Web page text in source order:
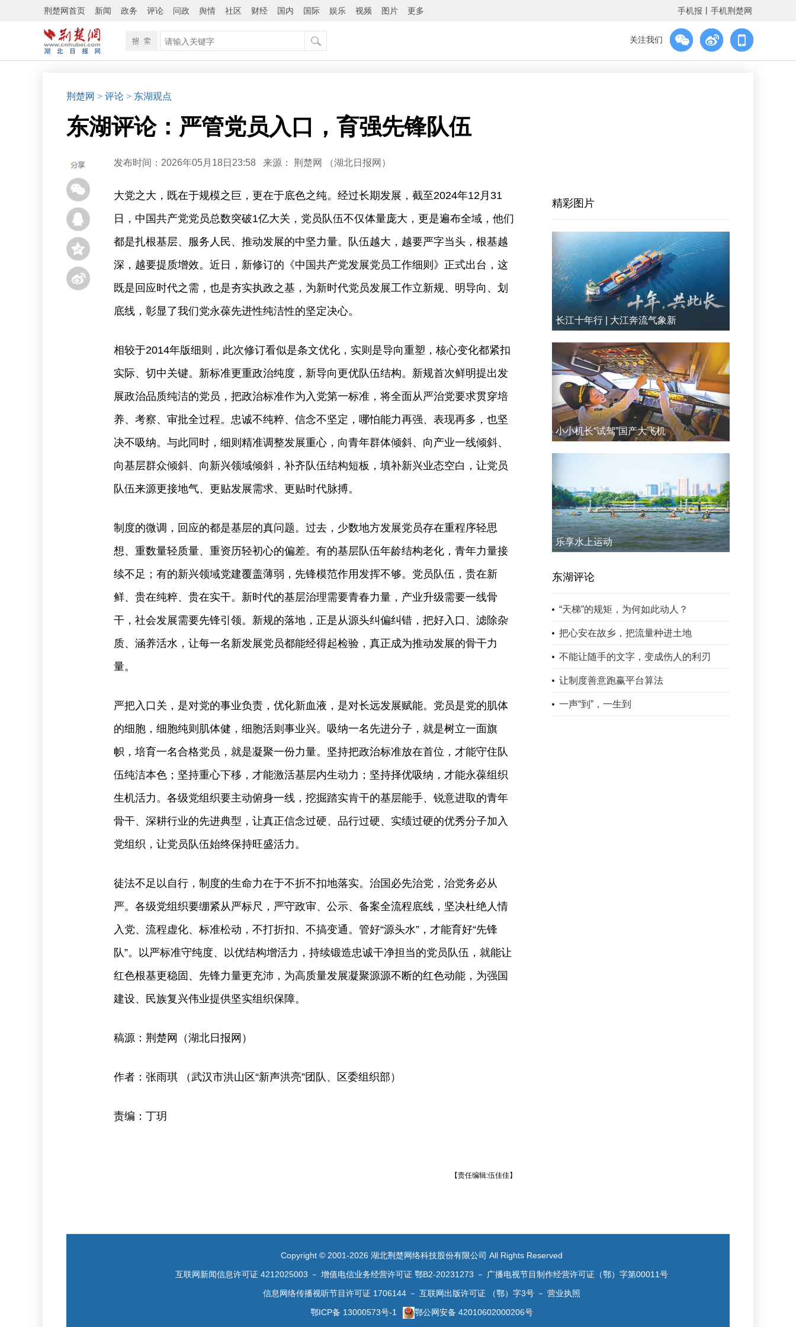
荆楚网首页 新闻 政务 评论 问政 舆情 社区 财经 国内 国际 娱乐 视频 图片 更多 手机报 手机荆楚网
关注我们
荆楚网 > 评论 > 东湖观点
东湖评论：严管党员入口，育强先锋队伍
发布时间：2026年05月18日23:58 来源： 荆楚网 ​（湖北日报网）
大党之大，既在于规模之巨，更在于底色之纯。经过长期发展，截至2024年12月31
日，中国共产党党员总数突破1亿大关，党员队伍不仅体量庞大，更是遍布全域，他们
都是扎根基层、服务人民、推动发展的中坚力量。队伍越大，越要严字当头，根基越
深，越要提质增效。近日，新修订的《中国共产党发展党员工作细则》正式出台，这
既是回应时代之需，也是夯实执政之基，为新时代党员发展工作立新规、明导向、划
底线，彰显了我们党永葆先进性纯洁性的坚定决心。
相较于2014年版细则，此次修订看似是条文优化，实则是导向重塑，核心变化都紧扣
实际、切中关键。新标准更重政治纯度，新导向更优队伍结构。新规首次鲜明提出发
展政治品质纯洁的党员，把政治标准作为入党第一标准，将全面从严治党要求贯穿培
养、考察、审批全过程。忠诚不纯粹、信念不坚定，哪怕能力再强、表现再多，也坚
决不吸纳。与此同时，细则精准调整发展重心，向青年群体倾斜、向产业一线倾斜、
向基层群众倾斜、向新兴领域倾斜，补齐队伍结构短板，填补新兴业态空白，让党员
队伍来源更接地气、更贴发展需求、更贴时代脉搏。
制度的微调，回应的都是基层的真问题。过去，少数地方发展党员存在重程序轻思
想、重数量轻质量、重资历轻初心的偏差。有的基层队伍年龄结构老化，青年力量接
续不足；有的新兴领域党建覆盖薄弱，先锋模范作用发挥不够。党员队伍，贵在新
鲜、贵在纯粹、贵在实干。新时代的基层治理需要青春力量，产业升级需要一线骨
干，社会发展需要先锋引领。新规的落地，正是从源头纠偏纠错，把好入口、滤除杂
质、涵养活水，让每一名新发展党员都能经得起检验，真正成为推动发展的骨干力
量。
严把入口关，是对党的事业负责，优化新血液，是对长远发展赋能。党员是党的肌体
的细胞，细胞纯则肌体健，细胞活则事业兴。吸纳一名先进分子，就是树立一面旗
帜，培育一名合格党员，就是凝聚一份力量。坚持把政治标准放在首位，才能守住队
伍纯洁本色；坚持重心下移，才能激活基层内生动力；坚持择优吸纳，才能永葆组织
生机活力。各级党组织要主动俯身一线，挖掘踏实肯干的基层能手、锐意进取的青年
骨干、深耕行业的先进典型，让真正信念过硬、品行过硬、实绩过硬的优秀分子加入
党组织，让党员队伍始终保持旺盛活力。
徒法不足以自行，制度的生命力在于不折不扣地落实。治国必先治党，治党务必从
严。各级党组织要绷紧从严标尺，严守政审、公示、备案全流程底线，坚决杜绝人情
入党、流程虚化、标准松动，不打折扣、不搞变通。管好“源头水”，才能育好“先锋
队”。以严标准守纯度、以优结构增活力，持续锻造忠诚干净担当的党员队伍，就能让
红色根基更稳固、先锋力量更充沛，为高质量发展凝聚源源不断的红色动能，为强国
建设、民族复兴伟业提供坚实组织保障。
稿源：荆楚网（湖北日报网）
作者：张雨琪 （武汉市洪山区“新声洪亮”团队、区委组织部）
责编：丁玥
【责任编辑:伍佳佳】
精彩图片
长江十年行 | 大江奔流气象新
小小机长“试驾”国产大飞机
乐享水上运动
东湖评论
“天梯”的规矩，为何如此动人？
把心安在故乡，把流量种进土地
不能让随手的文字，变成伤人的利刃
让制度善意跑赢平台算法
一声“到”，一生到
Copyright © 2001-2026 湖北荆楚网络科技股份有限公司 All Rights Reserved
互联网新闻信息许可证 4212025003 － 增值电信业务经营许可证 鄂B2-20231273 －
广播电视节目制作经营许可证（鄂）字第00011号
信息网络传播视听节目许可证 1706144 － 互联网出版许可证 （鄂）字3号 － 营业执照
鄂ICP备 13000573号-1
鄂公网安备 42010602000206号